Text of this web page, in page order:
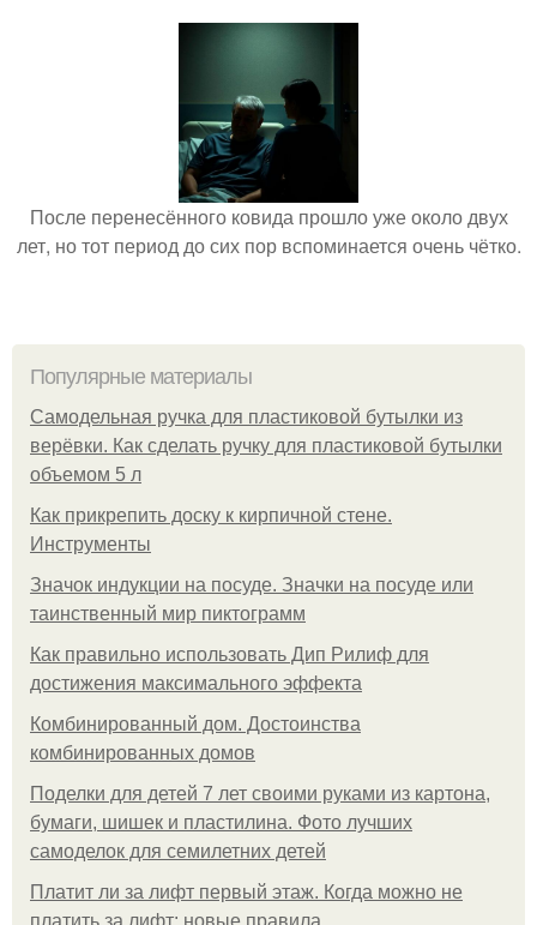
После перенесённого ковида прошло уже около двух
лет, но тот период до сих пор вспоминается очень чётко.
Популярные материалы
Самодельная ручка для пластиковой бутылки из
верёвки. Как сделать ручку для пластиковой бутылки
объемом 5 л
Как прикрепить доску к кирпичной стене.
Инструменты
Значок индукции на посуде. Значки на посуде или
таинственный мир пиктограмм
Как правильно использовать Дип Рилиф для
достижения максимального эффекта
Комбинированный дом. Достоинства
комбинированных домов
Поделки для детей 7 лет своими руками из картона,
бумаги, шишек и пластилина. Фото лучших
самоделок для семилетних детей
Платит ли за лифт первый этаж. Когда можно не